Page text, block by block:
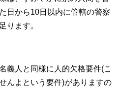
日から10日以内に管轄の警察
ります。
義人と同様に人的欠格要件(こ
んよという要件)がありますの